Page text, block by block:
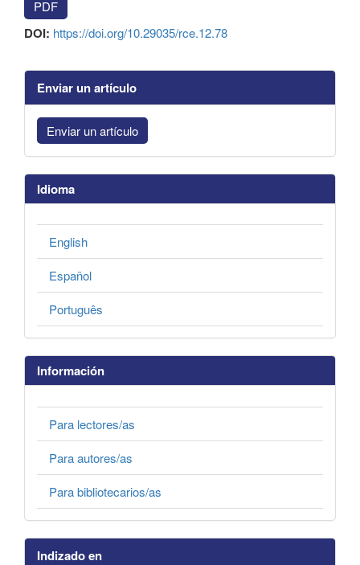
PDF
DOI: https://doi.org/10.29035/rce.12.78
Enviar un artículo
Enviar un artículo
Idioma
English
Español
Português
Información
Para lectores/as
Para autores/as
Para bibliotecarios/as
Indizado en